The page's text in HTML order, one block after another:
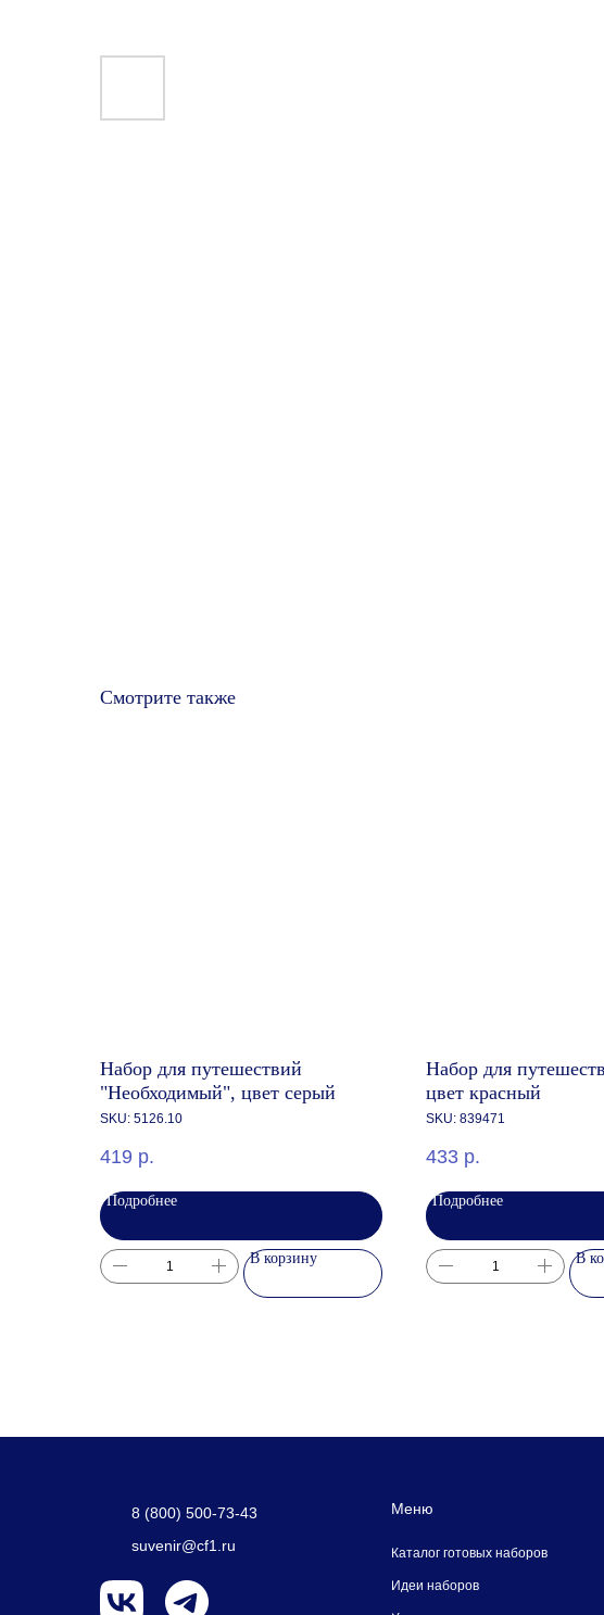
Смотрите также
Набор для путешествий
"Необходимый", цвет серый
SKU: 5126.10
419 р.
Подробнее
В корзину
Набор для
цвет красный
SKU: 839471
433 р.
Подробнее
В
Меню
Каталог готовых наборов
8 (800) 500-73-43
suvenir@cf1.ru
Идеи наборов